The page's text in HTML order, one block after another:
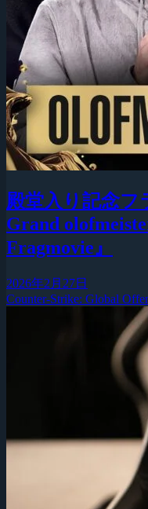
殿堂入り記念フ
Grand
Fragmovie』
2026年2月27日
Counter-Strike: Global